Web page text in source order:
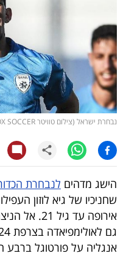
רכילות
עסקית
קריפטו
ויראלי
עסקי
ספורט
קריירה
ולימודים
נבחרת ישראל (צילום טוויטר FOX SOCCER)
הישג מדהים לנבחרת
שחניכיו של גיא לוזון
אירופה עד
אנגליה על פורטוגל ברבע